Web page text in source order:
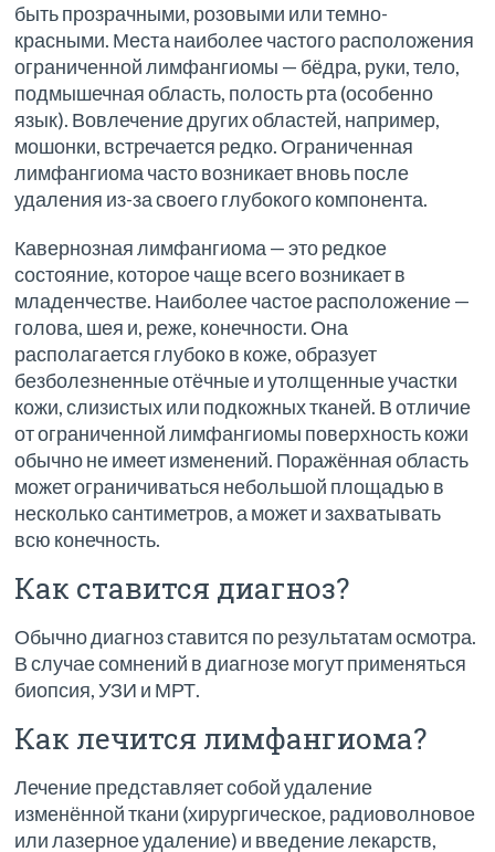
быть прозрачными, розовыми или темно-
красными. Места наиболее частого расположения
ограниченной лимфангиомы — бёдра, руки, тело,
подмышечная область, полость рта (особенно
язык). Вовлечение других областей, например,
мошонки, встречается редко. Ограниченная
лимфангиома часто возникает вновь после
удаления из-за своего глубокого компонента.
Кавернозная лимфангиома — это редкое
состояние, которое чаще всего возникает в
младенчестве. Наиболее частое расположение —
голова, шея и, реже, конечности. Она
располагается глубоко в коже, образует
безболезненные отёчные и утолщенные участки
кожи, слизистых или подкожных тканей. В отличие
от ограниченной лимфангиомы поверхность кожи
обычно не имеет изменений. Поражённая область
может ограничиваться небольшой площадью в
несколько сантиметров, а может и захватывать
всю конечность.
Как ставится диагноз?
Обычно диагноз ставится по результатам осмотра.
В случае сомнений в диагнозе могут применяться
биопсия, УЗИ и МРТ.
Как лечится лимфангиома?
Лечение представляет собой удаление
изменённой ткани (хирургическое, радиоволновое
или лазерное удаление) и введение лекарств,